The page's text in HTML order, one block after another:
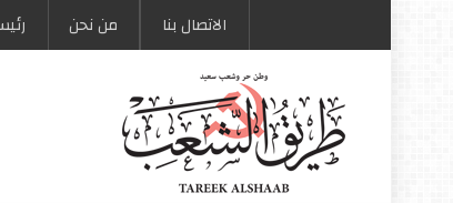
الاتصال بنا من نحن